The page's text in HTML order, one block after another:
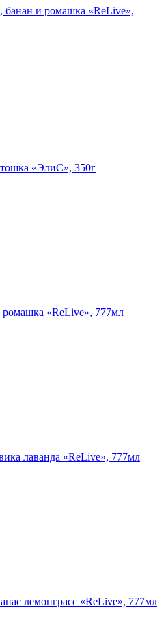
банан и ромашка «ReLive»,
«ЭлиС», 350г
«ReLive», 777мл
лаванда «ReLive», 777мл
лемонграсс «ReLive», 777мл